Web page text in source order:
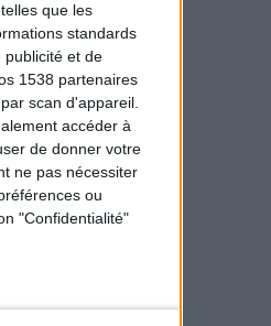
que les
standards
publicité et de
1538 partenaires
scan d'appareil.
accéder à
de donner votre
ne pas nécessiter
ou
"Confidentialité"